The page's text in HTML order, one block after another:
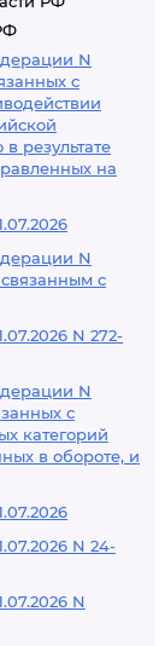
N
с
результате
на
N
с
N 272-
N
с
категорий
в обороте, и
N 24-
N